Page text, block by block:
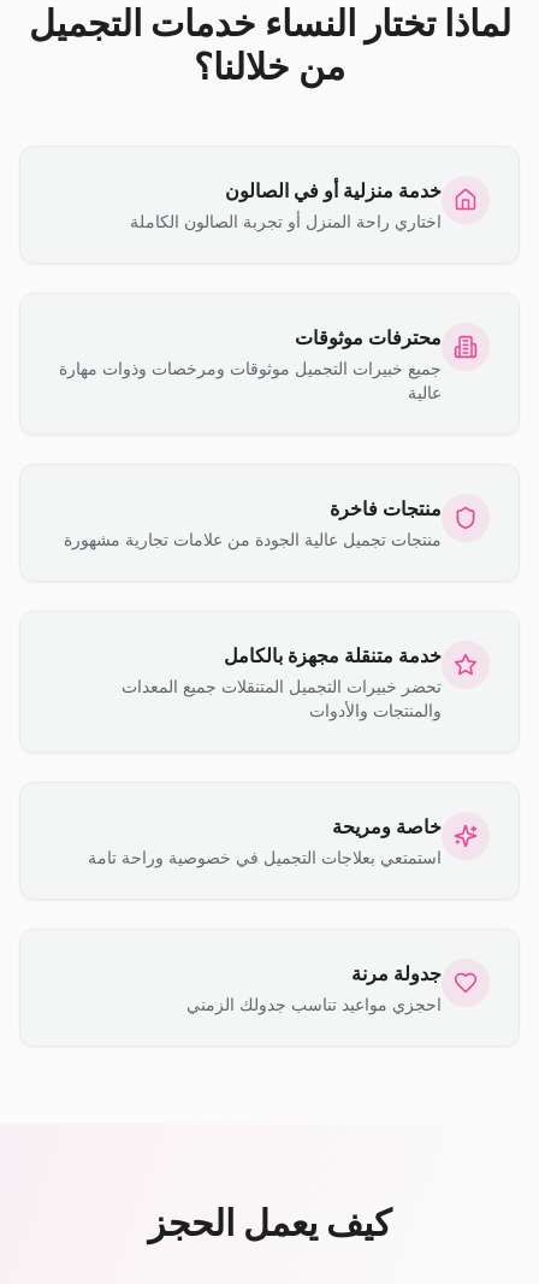
لماذا تختار النساء خدمات التجميل
من خلالنا؟
خدمة منزلية أو في الصالون
اختاري راحة المنزل أو تجربة الصالون الكاملة
محترفات موثوقات
جميع خبيرات التجميل موثوقات ومرخصات وذوات مهارة
عالية
منتجات فاخرة
منتجات تجميل عالية الجودة من علامات تجارية مشهورة
خدمة متنقلة مجهزة بالكامل
تحضر خبيرات التجميل المتنقلات جميع المعدات
والمنتجات والأدوات
خاصة ومريحة
استمتعي بعلاجات التجميل في خصوصية وراحة تامة
جدولة مرنة
احجزي مواعيد تناسب جدولك الزمني
كيف يعمل الحجز